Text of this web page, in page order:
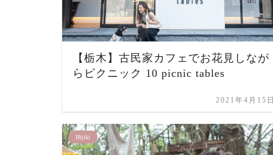
【栃木】古民家カフェでお花見しなが
らピクニック 10 picnic tables
2021年4月15日
Hijiki